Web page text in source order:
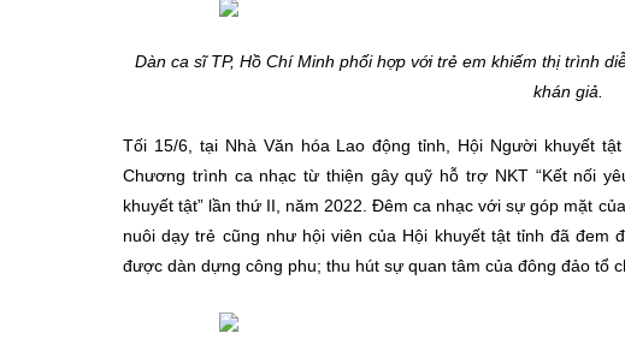
Dàn ca sĩ TP, Hồ Chí Minh phối hợp với trẻ em khiếm thị trình
khán giả.
Tối 15/6, tại Nhà Văn hóa Lao động tỉnh, Hội Người khuyết
Chương trình ca nhạc từ thiện gây quỹ hỗ trợ NKT “Kết nối
khuyết tật” lần thứ II, năm 2022. Đêm ca nhạc với sự góp mặt
nuôi dạy trẻ cũng như hội viên của Hội khuyết tật tỉnh đã đem
được dàn dựng công phu; thu hút sự quan tâm của đông đảo tổ